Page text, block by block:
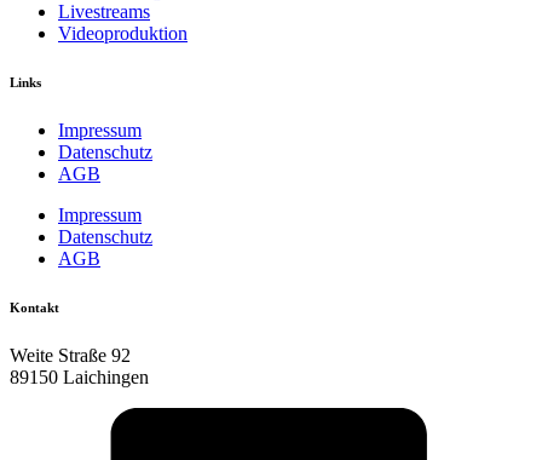
Livestreams
Videoproduktion
Links
Impressum
Datenschutz
AGB
Impressum
Datenschutz
AGB
Kontakt
Weite Straße 92
89150 Laichingen